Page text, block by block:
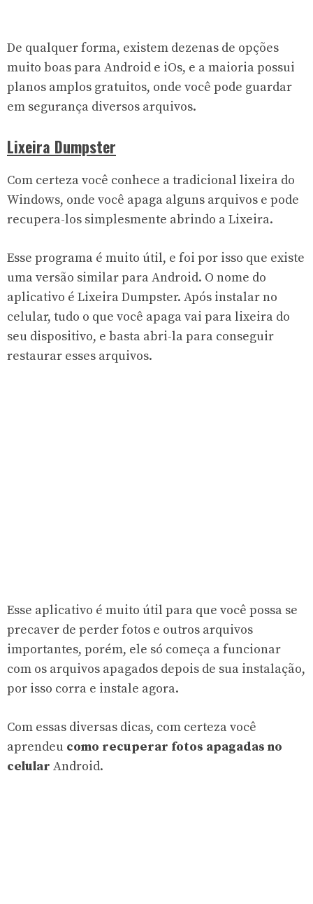
De qualquer forma, existem dezenas de opções
muito boas para Android e iOs, e a maioria possui
planos amplos gratuitos, onde você pode guardar
em segurança diversos arquivos.
Lixeira Dumpster
Com certeza você conhece a tradicional lixeira do
Windows, onde você apaga alguns arquivos e pode
recupera-los simplesmente abrindo a Lixeira.
Esse programa é muito útil, e foi por isso que existe
uma versão similar para Android. O nome do
aplicativo é Lixeira Dumpster. Após instalar no
celular, tudo o que você apaga vai para lixeira do
seu dispositivo, e basta abri-la para conseguir
restaurar esses arquivos.
Esse aplicativo é muito útil para que você possa se
precaver de perder fotos e outros arquivos
importantes, porém, ele só começa a funcionar
com os arquivos apagados depois de sua instalação,
por isso corra e instale agora.
Com essas diversas dicas, com certeza você
aprendeu como recuperar fotos apagadas no
celular Android.